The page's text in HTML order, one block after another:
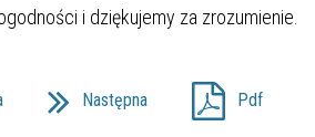
i dziękujemy za zrozumienie.
Następna Pdf